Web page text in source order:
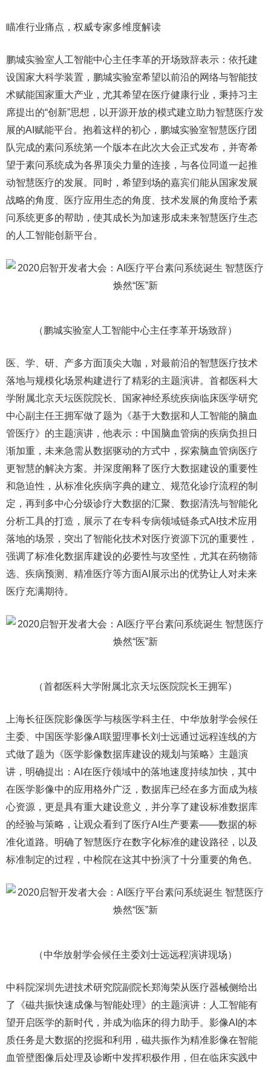
瞄准行业痛点，权威专家多维度解读
鹏城实验室人工智能中心主任李革的开场致辞表示：依托建
设国家大科学装置，鹏城实验室希望以前沿的网络与智能技
术赋能国家重大产业，尤其希望在医疗健康行业，秉持习主
席提出的“创新”思想，以开源开放的模式建立助力智慧医疗发
展的AI赋能平台。抱着这样的初心，鹏城实验室智慧医疗团
队完成的素问系统第一个版本在此次大会正式发布，并寄希
望于素问系统成为各界顶尖力量的连接，与各位同道一起推
动智慧医疗的发展。同时，希望到场的嘉宾们能从国家发展
战略的角度、医疗应用生态的角度、技术发展的角度给予素
问系统更多的帮助，使其成长为加速形成未来智慧医疗生态
的人工智能创新平台。
（鹏城实验室人工智能中心主任李革开场致辞）
医、学、研、产多方面顶尖大咖，对最前沿的智慧医疗技术
落地与规模化场景构建进行了精彩的主题演讲。首都医科大
学附属北京天坛医院院长、国家神经系统疾病临床医学研究
中心副主任王拥军做了题为《基于大数据和人工智能的脑血
管医疗》的主题演讲，他表示：中国脑血管病的疾病负担日
渐加重，未来急需从数据驱动的方式中，探索脑血管病医疗
更智慧的解决方案。并深度阐释了医疗大数据建设的重要性
和急迫性，从标准化疾病字典的建立、规范化诊疗流程的制
定，再到多中心分级诊疗大数据的汇聚、数据清洗与智能化
分析工具的打造，展示了在专科专病领域链条式AI技术应用
落地的场景，突出了智能化技术对医疗资源下沉的重要性，
强调了标准化数据库建设的必要性与攻坚性，尤其在药物筛
选、疾病预测、精准医疗等方面AI展示出的优势让人对未来
医疗充满期待。
（首都医科大学附属北京天坛医院院长王拥军）
上海长征医院影像医学与核医学科主任、中华放射学会候任
主委、中国医学影像AI联盟理事长刘士远通过远程连线的方
式做了题为《医学影像数据库建设的规划与策略》主题演
讲，明确提出：AI在医疗领域中的落地速度持续加快，其中
在医学影像中的应用格外广泛，数据库已经在多方面成为核
心资源，更是具有重大建设意义，并分享了建设标准数据库
的经验与策略，让观众看到了医疗AI生产要素——数据的标
准化道路。明确了智慧医疗在数字化标准的建设路径，以及
标准制定的过程，中检院在这其中扮演了十分重要的角色。
（中华放射学会候任主委刘士远远程演讲现场）
中科院深圳先进技术研究院副院长郑海荣从医疗器械侧给出
了《磁共振快速成像与智能处理》的主题演讲：人工智能有
望开启医学的新时代，并成为临床的得力助手。影像AI的本
质任务是大数据的挖掘和利用，磁共振作为精准影像在智能
血管壁图像后处理及诊断中发挥积极作用，但在临床实践中